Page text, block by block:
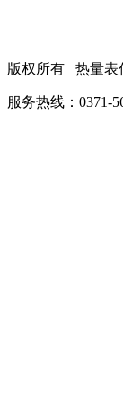
版权所有 热量表
服务热线：0371-